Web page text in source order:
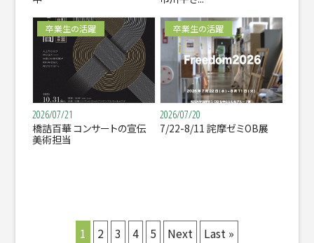
卒業生の活躍
2026/07/21
橋詰百華 コンサートの宣伝
美術担当
卒業生の活躍
2026/07/20
7/22-8/11 詫摩ゼミOB展
1 2 3 4 5 Next Last »